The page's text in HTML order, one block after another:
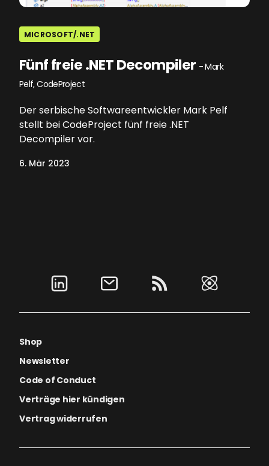
MICROSOFT/.NET
Fünf freie .NET Decompiler - Mark
Pelf, CodeProject
Der serbische Softwareentwickler Mark Pelf
stellt bei CodeProject fünf freie .NET
Decompiler vor.
6. Mär 2023
Shop
Newsletter
Code of Conduct
Verträge hier kündigen
Vertrag widerrufen